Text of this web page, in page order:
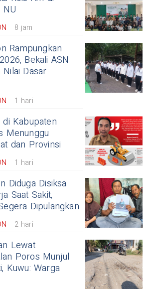
8 jam
Rampungkan
Bekali ASN
Dasar
1 hari
Kabupaten
Menunggu
dan Provinsi
1 hari
Diduga Disiksa
Saat Sakit,
Dipulangkan
2 hari
Lewat
Poros Munjul
Kuwu: Warga